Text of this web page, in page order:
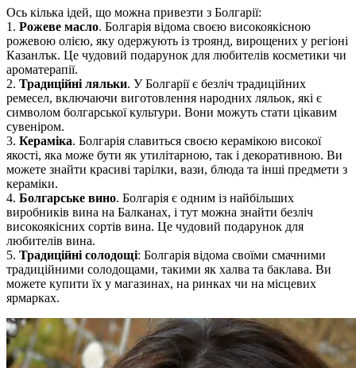
Ось кілька ідей, що можна привезти з Болгарії:
1. Рожеве масло. Болгарія відома своєю високоякісною
рожевою олією, яку одержують із троянд, вирощених у регіоні
Казанлък. Це чудовий подарунок для любителів косметики чи
ароматерапії.
2. Традиційні ляльки. У Болгарії є безліч традиційних
ремесел, включаючи виготовлення народних ляльок, які є
символом болгарської культури. Вони можуть стати цікавим
сувеніром.
3. Кераміка. Болгарія славиться своєю керамікою високої
якості, яка може бути як утилітарною, так і декоративною. Ви
можете знайти красиві тарілки, вази, блюда та інші предмети з
кераміки.
4. Болгарське вино. Болгарія є одним із найбільших
виробників вина на Балканах, і тут можна знайти безліч
високоякісних сортів вина. Це чудовий подарунок для
любителів вина.
5. Традиційні солодощі: Болгарія відома своїми смачними
традиційними солодощами, такими як халва та баклава. Ви
можете купити їх у магазинах, на ринках чи на місцевих
ярмарках.